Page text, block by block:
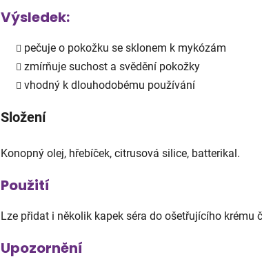
Výsledek:
pečuje o pokožku se sklonem k mykózám
zmírňuje suchost a svědění pokožky
vhodný k dlouhodobému používání
Složení
Konopný olej, hřebíček, citrusová silice, batterikal.
Použití
Lze přidat i několik kapek séra do ošetřujícího krému
Upozornění